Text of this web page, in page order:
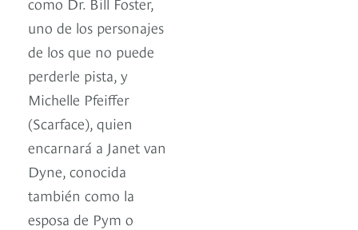
uno de los personajes
de los que no puede
perderle pista, y
Michelle Pfeiffer
(Scarface), quien
encarnará a Janet van
Dyne, conocida
también como la
esposa de Pym o